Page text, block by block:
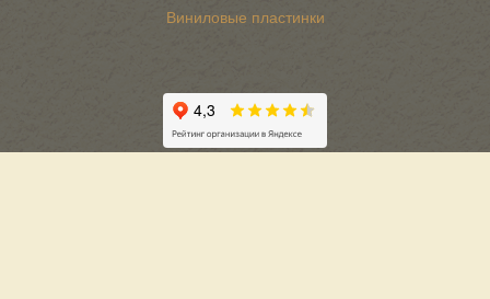
Виниловые пластинки